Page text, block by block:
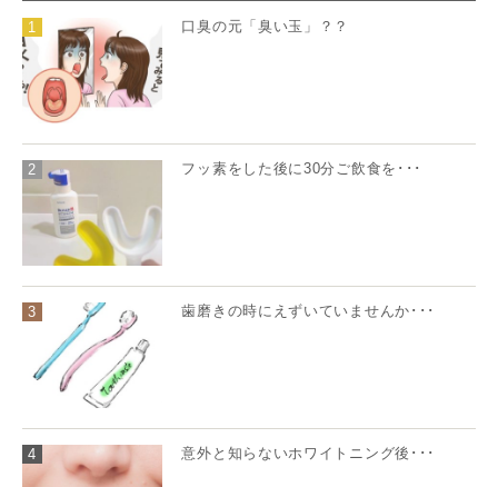
1 口臭の元「臭い玉」？？
2 フッ素をした後に30分ご飲食を･･･
3 歯磨きの時にえずいていませんか･･･
4 意外と知らないホワイトニング後･･･